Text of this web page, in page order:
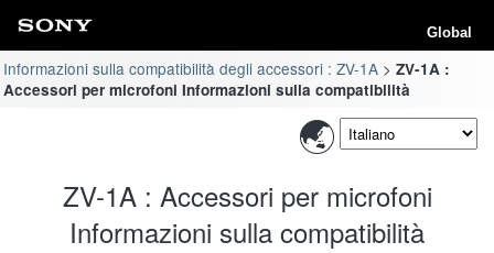
Global
Informazioni sulla compatibilità degli accessori : ZV-1A
ZV-1A :
Accessori per microfoni Informazioni sulla compatibilità
ZV-1A : Accessori per microfoni
Informazioni sulla compatibilità